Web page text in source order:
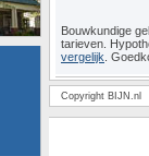
Bouwkundige
tarieven.
vergelijk .
Copyright BIJN.nl